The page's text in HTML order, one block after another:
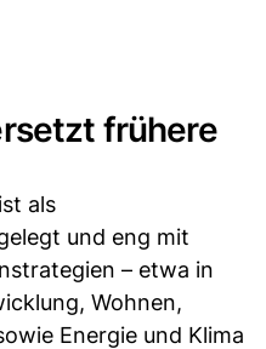
frühere
als
und eng mit
– etwa in
Wohnen,
Energie und Klima